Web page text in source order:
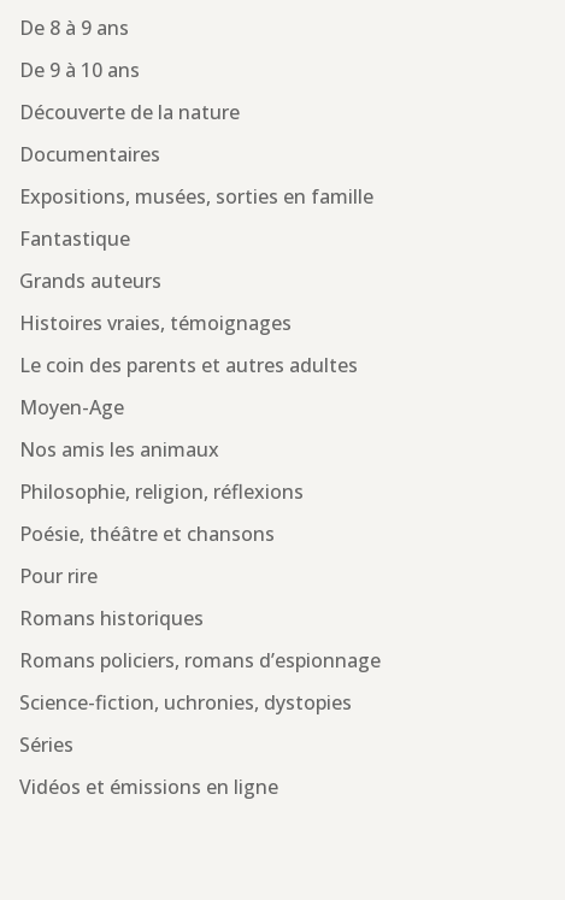
De 8 à 9 ans
De 9 à 10 ans
Découverte de la nature
Documentaires
Expositions, musées, sorties en famille
Fantastique
Grands auteurs
Histoires vraies, témoignages
Le coin des parents et autres adultes
Moyen-Age
Nos amis les animaux
Philosophie, religion, réflexions
Poésie, théâtre et chansons
Pour rire
Romans historiques
Romans policiers, romans d’espionnage
Science-fiction, uchronies, dystopies
Séries
Vidéos et émissions en ligne